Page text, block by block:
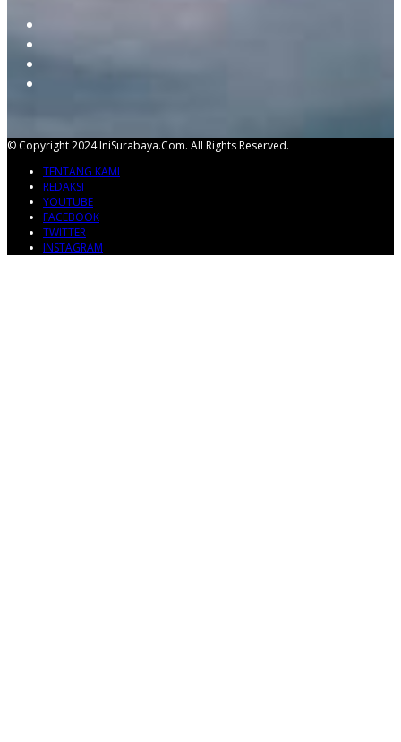
© Copyright 2024 IniSurabaya.com. All Rights Reserved.
TENTANG KAMI
REDAKSI
YOUTUBE
FACEBOOK
TWITTER
INSTAGRAM